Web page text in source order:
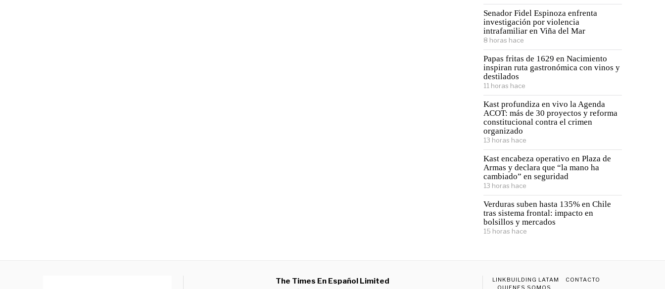
Senador Fidel Espinoza enfrenta
investigación por violencia
intrafamiliar en Viña del Mar
8 horas hace
Papas fritas de 1629 en Nacimiento
inspiran ruta gastronómica con vinos y
destilados
11 horas hace
Kast profundiza en vivo la Agenda
ACOT: más de 30 proyectos y reforma
constitucional contra el crimen
organizado
13 horas hace
Kast encabeza operativo en Plaza de
Armas y declara que “la mano ha
cambiado” en seguridad
13 horas hace
Verduras suben hasta 135% en Chile
tras sistema frontal: impacto en
bolsillos y mercados
15 horas hace
The Times En Español Limited
LINKBUILDING LATAM
CONTACTO
QUIENES SOMOS